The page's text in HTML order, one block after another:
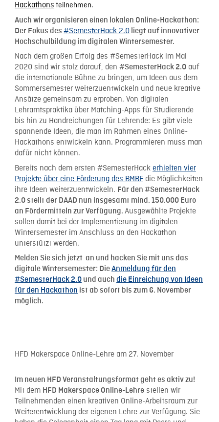
Hackathonsteilnehmen.
Auch wir organisieren einen lokalen Online-Hackathon:
Der Fokus des #SemesterHack 2.0 liegt auf innovativer
Hochschulbildung im digitalen Wintersemester.
Nach dem großen Erfolg des #SemesterHack im Mai
2020 sind wir stolz darauf, den #SemesterHack 2.0 auf
die internationale Bühne zu bringen, um Ideen aus dem
Sommersemester weiterzuentwickeln und neue kreative
Ansätze gemeinsam zu erproben. Von digitalen
Lehramtspraktika über Matching-Apps für Studierende
bis hin zu Handreichungen für Lehrende: Es gibt viele
spannende Ideen, die man im Rahmen eines Online-
Hackathons entwickeln kann. Programmieren muss man
dafür nicht können.
Bereits nach dem ersten #SemesterHack erhielten vier
Projekte über eine Förderung des BMBF die Möglichkeiten
ihre Ideen weiterzuentwickeln. Für den #SemesterHack
2.0 stellt der DAAD nun insgesamt mind. 150.000 Euro
an Fördermitteln zur Verfügung. Ausgewählte Projekte
sollen damit bei der Implementierung im digitalen
Wintersemester im Anschluss an den Hackathon
unterstützt werden.
Melden Sie sich jetzt an und hacken Sie mit uns das
digitale Wintersemester: DieAnmeldung für den
#SemesterHack 2.0 und auch die Einreichung von Ideen
für den Hackathon ist ab sofort bis zum 6. November
möglich.
HFD Makerspace Online-Lehre am 27. November
Im neuen HFD Veranstaltungsformat geht es aktiv zu!
Mit dem HFD Makerspace Online-Lehre stellen wir
Teilnehmenden einen kreativen Online-Arbeitsraum zur
Weiterentwicklung der eigenen Lehre zur Verfügung. Sie